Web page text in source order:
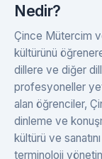
Nedir?
Çince Mütercim
kültürünü
dillere ve diğer
profesyoneller
alan öğrenciler,
dinleme ve
kültürü ve
terminoloji